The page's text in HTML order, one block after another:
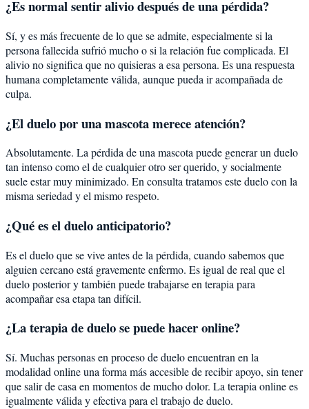
¿Es normal sentir alivio después de una pérdida?
Sí, y es más frecuente de lo que se admite, especialmente si la
persona fallecida sufrió mucho o si la relación fue complicada. El
alivio no significa que no quisieras a esa persona. Es una respuesta
humana completamente válida, aunque pueda ir acompañada de
culpa.
¿El duelo por una mascota merece atención?
Absolutamente. La pérdida de una mascota puede generar un duelo
tan intenso como el de cualquier otro ser querido, y socialmente
suele estar muy minimizado. En consulta tratamos este duelo con la
misma seriedad y el mismo respeto.
¿Qué es el duelo anticipatorio?
Es el duelo que se vive antes de la pérdida, cuando sabemos que
alguien cercano está gravemente enfermo. Es igual de real que el
duelo posterior y también puede trabajarse en terapia para
acompañar esa etapa tan difícil.
¿La terapia de duelo se puede hacer online?
Sí. Muchas personas en proceso de duelo encuentran en la
modalidad online una forma más accesible de recibir apoyo, sin tener
que salir de casa en momentos de mucho dolor. La terapia online es
igualmente válida y efectiva para el trabajo de duelo.